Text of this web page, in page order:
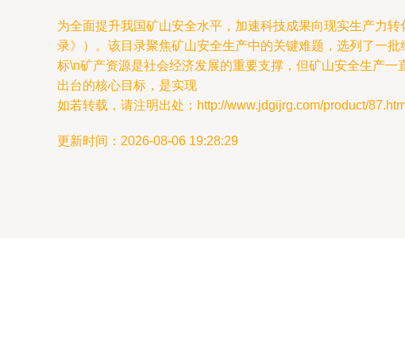
为全面提升我国矿山安全水平，加速科技成果向现实生产力
录》）。该目录聚焦矿山安全生产中的关键难题，选列了一
标\n矿产资源是社会经济发展的重要支撑，但矿山安全生产
出台的核心目标，是实现
如若转载，请注明出处：http://www.jdgijrg.com/product/
更新时间：2026-08-06 19:28:29